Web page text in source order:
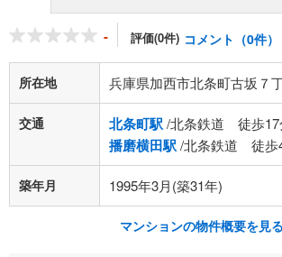
- 評価(0件) コメント（0件）
所在地 兵庫県加西市北条町古坂７
交通 北条町駅/北条鉄道 徒歩17
播磨横田駅/北条鉄道 徒歩
築年月 1995年3月(築31年)
マンションの物件概要を見る